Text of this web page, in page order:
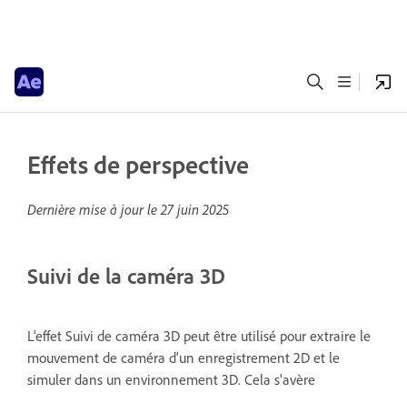
Effets de perspective
Dernière mise à jour le27 juin 2025
Suivi de la caméra 3D
L'effet Suivi de caméra 3D peut être utilisé pour extraire le
mouvement de caméra d'un enregistrement 2D et le
simuler dans un environnement 3D. Cela s'avère